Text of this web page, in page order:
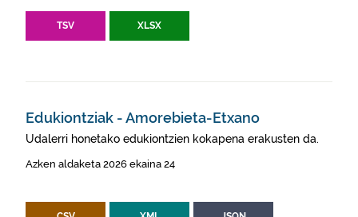
TSV XLSX
Edukiontziak - Amorebieta-Etxano
Udalerri honetako edukiontzien kokapena erakusten da.
Azken aldaketa 2026 ekaina 24